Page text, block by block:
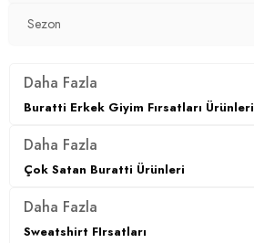
Sezon
Daha Fazla
Buratti Erkek Giyim Fırsatları Ürünleri
Daha Fazla
Çok Satan Buratti Ürünleri
Daha Fazla
Sweatshirt FIrsatları